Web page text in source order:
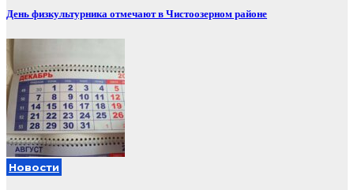
День физкультурника отмечают в Чистоозерном районе
Новости